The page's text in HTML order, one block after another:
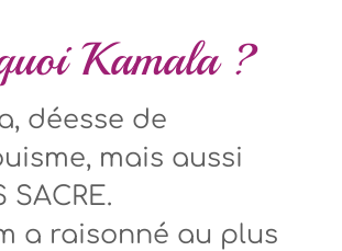
Kamala ?
déesse de
mais aussi
SACRE.
a raisonné au plus